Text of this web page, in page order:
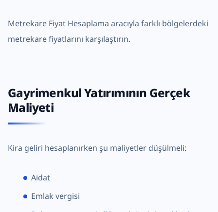
Metrekare Fiyat Hesaplama aracıyla farklı bölgelerdeki
metrekare fiyatlarını karşılaştırın.
Gayrimenkul Yatırımının Gerçek
Maliyeti
Kira geliri hesaplanırken şu maliyetler düşülmeli:
Aidat
Emlak vergisi